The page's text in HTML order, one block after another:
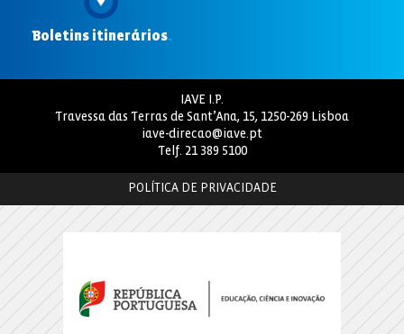
Boletins itinerários.
IAVE I.P.
Travessa das Terras de Sant’Ana, 15, 1250-269 Lisboa
iave-direcao@iave.pt
Telf. 21 389 5100
POLÍTICA DE PRIVACIDADE